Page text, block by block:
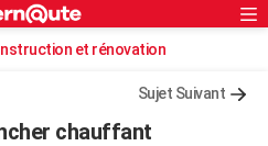
Rechercher
et rénovation
Sujet Suivant
chauffant